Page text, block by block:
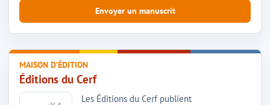
Envoyer un manuscrit
MAISON D'ÉDITION
Éditions du Cerf
Les Éditions du Cerf publient